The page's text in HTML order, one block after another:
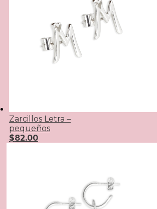
Zarcillos Letra –
pequeños
$82.00